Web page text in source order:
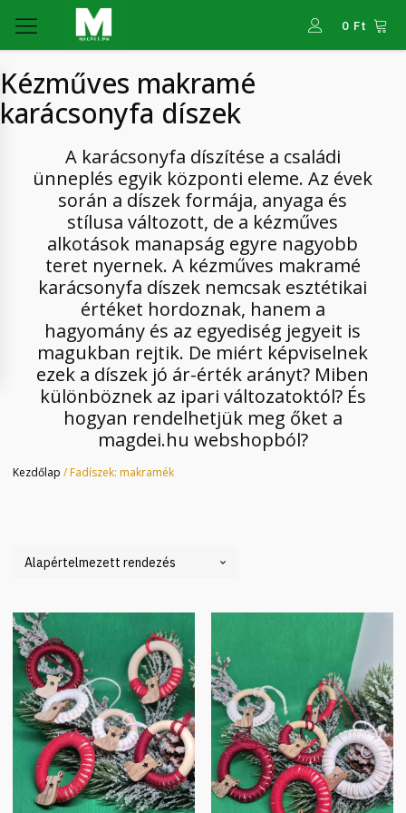
0 Ft
Kézműves makramé
karácsonyfa díszek
A karácsonyfa díszítése a családi
ünneplés egyik központi eleme. Az évek
során a díszek formája, anyaga és
stílusa változott, de a kézműves
alkotások manapság egyre nagyobb
teret nyernek. A kézműves makramé
karácsonyfa díszek nemcsak esztétikai
értéket hordoznak, hanem a
hagyomány és az egyediség jegyeit is
magukban rejtik. De miért képviselnek
ezek a díszek jó ár-érték arányt? Miben
különböznek az ipari változatoktól? És
hogyan rendelhetjük meg őket a
magdei.hu webshopból?
Kezdőlap / Fadíszek: makramék